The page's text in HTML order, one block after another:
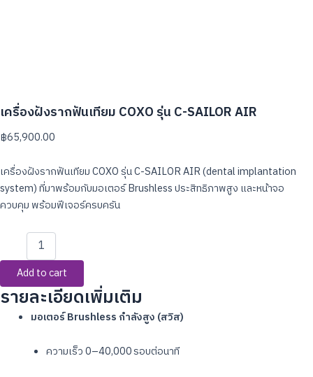
เครื่องฝังรากฟันเทียม COXO รุ่น C-SAILOR AIR
฿65,900.00
เครื่องฝังรากฟันเทียม COXO รุ่น C-SAILOR AIR (dental implantation
system) ที่มาพร้อมกับมอเตอร์ Brushless ประสิทธิภาพสูง และหน้าจอ
ควบคุม พร้อมฟีเจอร์ครบครัน
Add to cart
รายละเอียดเพิ่มเติม
มอเตอร์ Brushless กำลังสูง (สวิส)
ความเร็ว 0–40,000 รอบต่อนาที